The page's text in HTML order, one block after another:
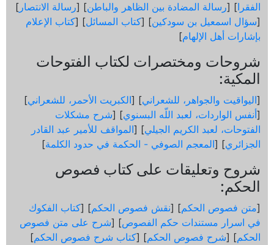
الفقرا] [رسالة المضادة بين الظاهر والباطن] [رسالة الانتصار ]
[سؤال اسمعيل بن سودكين] [كتاب المسائل] [كتاب الإعلام
بإشارات أهل الإلهام]
شروحات ومختصرات لكتاب الفتوحات
المكية:
[اليواقيت والجواهر، للشعراني] [الكبريت الأحمر، للشعراني]
[أنفس الواردات، لعبد اللّه البسنوي] [شرح مشكلات
الفتوحات، لعبد الكريم الجيلي] [المواقف للأمير عبد القادر
الجزائري] [المعجم الصوفي - الحكمة في حدود الكلمة]
شروح وتعليقات على كتاب فصوص
الحكم:
[متن فصوص الحكم] [نقش فصوص الحكم] [كتاب الفكوك
في اسرار مستندات حكم الفصوص] [شرح على متن فصوص
الحكم] [شرح فصوص الحكم] [كتاب شرح فصوص الحكم]